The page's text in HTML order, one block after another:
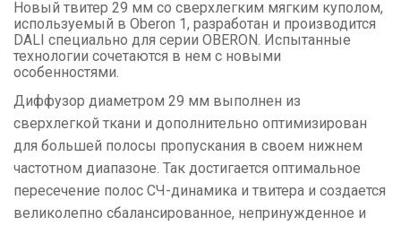
Новый твитер 29 мм со сверхлегким мягким куполом,
используемый в Oberon 1, разработан и производится
DALI специально для серии OBERON. Испытанные
технологии сочетаются в нем с новыми
особенностями.
Диффузор диаметром 29 мм выполнен из
сверхлегкой ткани и дополнительно оптимизирован
для большей полосы пропускания в своем нижнем
частотном диапазоне. Так достигается оптимальное
пересечение полос СЧ-динамика и твитера и создается
великолепно сбалансированное, непринужденное и